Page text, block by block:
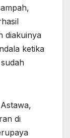
diakuinya
ketika
di